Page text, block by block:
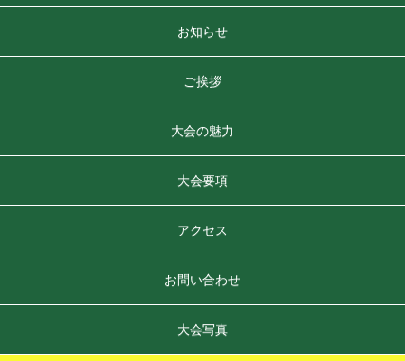
お知らせ
ご挨拶
大会の魅力
大会要項
アクセス
お問い合わせ
大会写真